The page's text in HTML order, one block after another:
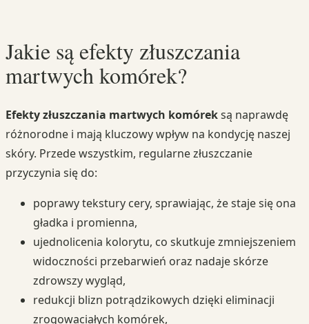
Jakie są efekty złuszczania
martwych komórek?
Efekty złuszczania martwych komóreksą naprawdę
różnorodne i mają kluczowy wpływ na kondycję naszej
skóry. Przede wszystkim, regularne złuszczanie
przyczynia się do:
poprawy tekstury cery, sprawiając, że staje się ona
gładka i promienna,
ujednolicenia kolorytu, co skutkuje zmniejszeniem
widoczności przebarwień oraz nadaje skórze
zdrowszy wygląd,
redukcji blizn potrądzikowych dzięki eliminacji
zrogowaciałych komórek,